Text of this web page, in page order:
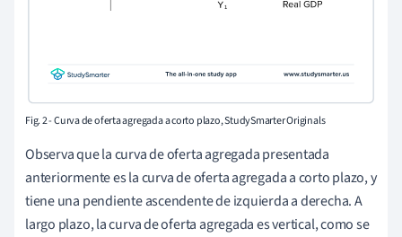
Fig. 2 - Curva de oferta agregada a corto plazo, StudySmarter Originals
Observa que la curva de oferta agregada presentada
anteriormente es la curva de oferta agregada a corto plazo, y
tiene una pendiente ascendente de izquierda a derecha. A
largo plazo, la curva de oferta agregada es vertical, como se